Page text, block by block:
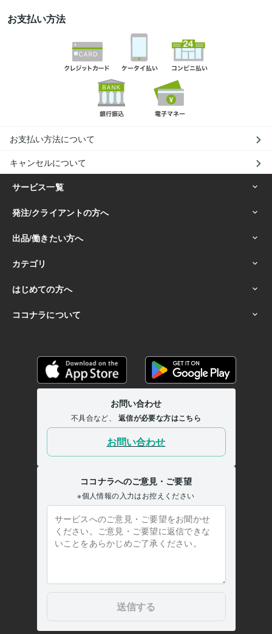
お支払い方法
お支払い方法について
キャンセルについて